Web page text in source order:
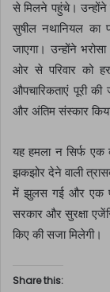
से मिलने पहुंचे। उन्होंने
सुषील नथानियल का
जाएगा। उन्होंने
ओर से परिवार को
औपचारिकताएं पूरी
और अंतिम संस्कार
यह हमला न सिर्फ एक
झकझोर देने वाली
में झुलस गई और एक
सरकार और सुरक्षा
किए की सजा मिलेगी।
Share this: